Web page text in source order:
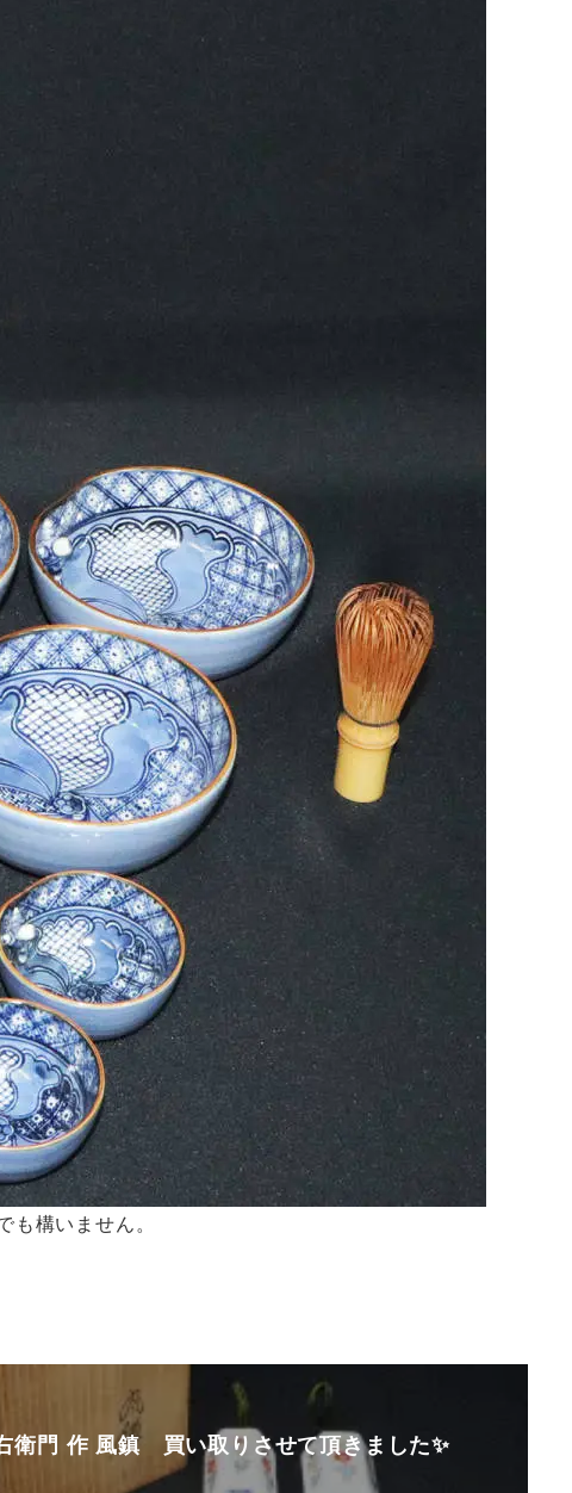
構いません。
衛門 作 風鎮 買い取りさせて頂きました✨